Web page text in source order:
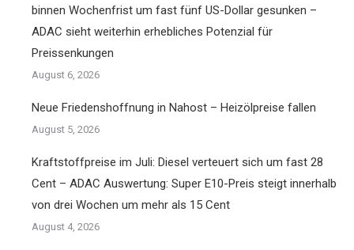
binnen Wochenfrist um fast fünf US-Dollar gesunken –
ADAC sieht weiterhin erhebliches Potenzial für
Preissenkungen
August 6, 2026
Neue Friedenshoffnung in Nahost – Heizölpreise fallen
August 5, 2026
Kraftstoffpreise im Juli: Diesel verteuert sich um fast 28
Cent – ADAC Auswertung: Super E10-Preis steigt innerhalb
von drei Wochen um mehr als 15 Cent
August 4, 2026